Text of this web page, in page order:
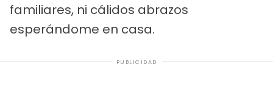
familiares, ni cálidos abrazos
esperándome en casa.
PUBLICIDAD